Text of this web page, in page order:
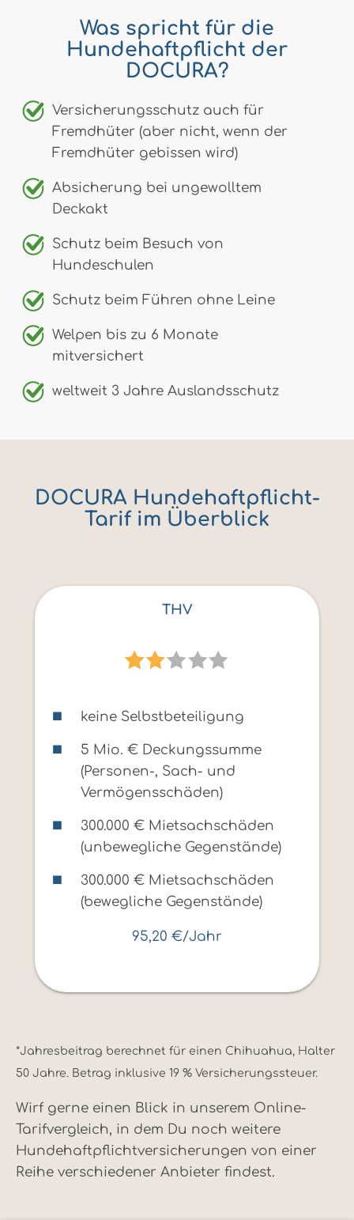
Was spricht für die
Hundehaftpflicht der
DOCURA?
Versicherungsschutz auch für
Fremdhüter (aber nicht, wenn der
Fremdhüter gebissen wird)
Absicherung bei ungewolltem
Deckakt
Schutz beim Besuch von
Hundeschulen
Schutz beim Führen ohne Leine
Welpen bis zu 6 Monate
mitversichert
weltweit 3 Jahre Auslandsschutz
DOCURA Hundehaftpflicht-
Tarif im Überblick
THV
keine Selbstbeteiligung
5 Mio. € Deckungssumme
(Personen-, Sach- und
Vermögensschäden)
300.000 € Mietsachschäden
(unbewegliche Gegenstände)
300.000 € Mietsachschäden
(bewegliche Gegenstände)
95,20 €/Jahr
*Jahresbeitrag berechnet für einen Chihuahua, Halter
50 Jahre. Betrag inklusive 19 % Versicherungssteuer.
Wirf gerne einen Blick in unserem Online-
Tarifvergleich, in dem Du noch weitere
Hundehaftpflichtversicherungen von einer
Reihe verschiedener Anbieter findest.